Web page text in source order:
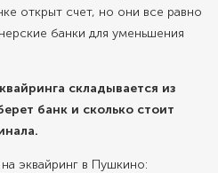
открыт счет, но они все равно
банки для уменьшения
складывается из
банк и сколько стоит
эквайринг в Пушкино: